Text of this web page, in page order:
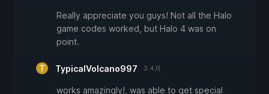
Really appreciate you guys! Not all the Halo
game codes worked, but Halo 4 was on
point.
TypicalVolcano997 3 4月
works amazingly!, was able to get special